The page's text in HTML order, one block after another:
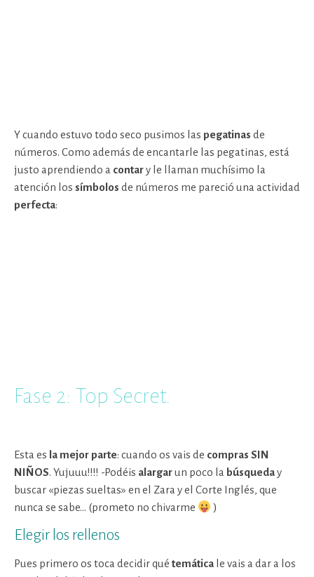
Y cuando estuvo todo seco pusimos las pegatinas de
números. Como además de encantarle las pegatinas, está
justo aprendiendo a contary le llaman muchísimo la
atención los símbolos de números me pareció una actividad
perfecta:
Fase 2: Top Secret.
Esta es la mejor parte: cuando os vais de compras SIN
NIÑOS. Yujuuu!!!! -Podéis alargarun poco la búsqueday
buscar «piezas sueltas» en el Zara y el Corte Inglés, que
nunca se sabe… (prometo no chivarme
)
Elegir los rellenos
Pues primero os toca decidir qué temática le vais a dar a los